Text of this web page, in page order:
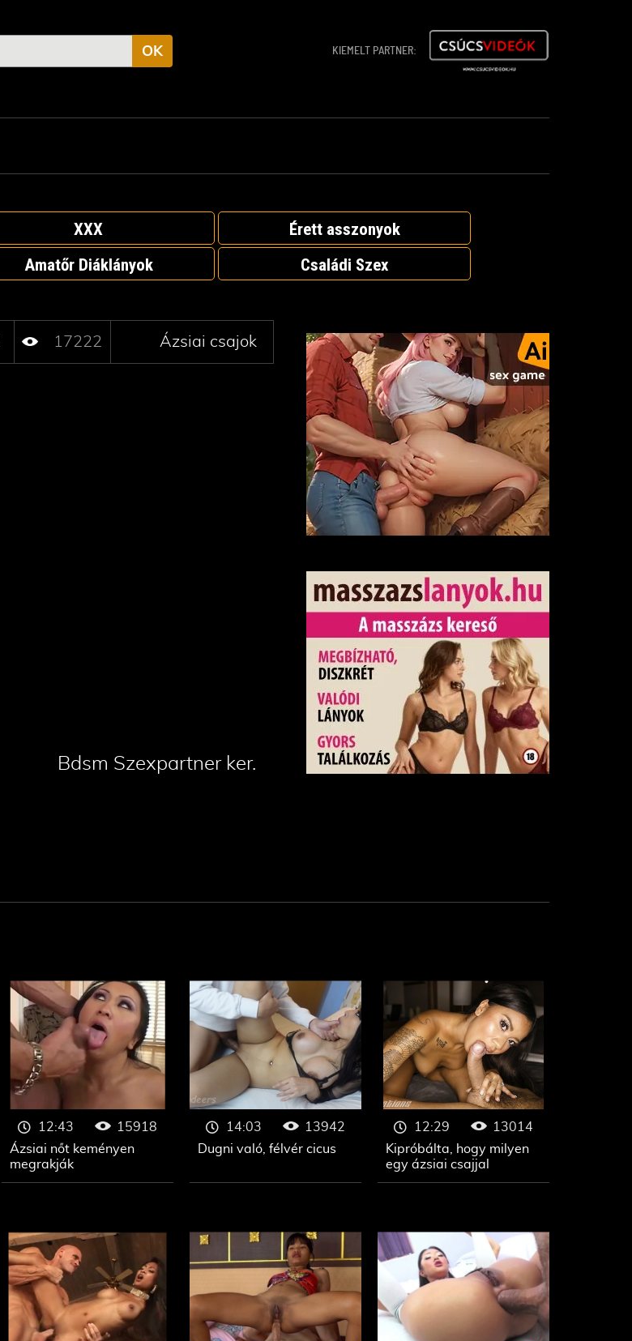
KIEMELT PARTNER:
OK
XXX
Érett asszonyok
Amatőr Diáklányok Családi Szex
17222 Ázsiai csajok
Bdsm Szexpartner ker.
Ázsiai nőt keményen
megrakják
12:43
15918
Dugni való, félvér cicus
14:03
13942
Kipróbálta, hogy milyen
egy ázsiai csajjal
12:29 13014